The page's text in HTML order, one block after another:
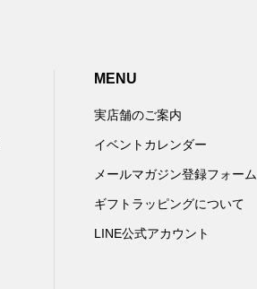
MENU
実店舗のご案内
イベントカレンダー
メールマガジン登録フォーム
ギフトラッピングについて
LINE公式アカウント